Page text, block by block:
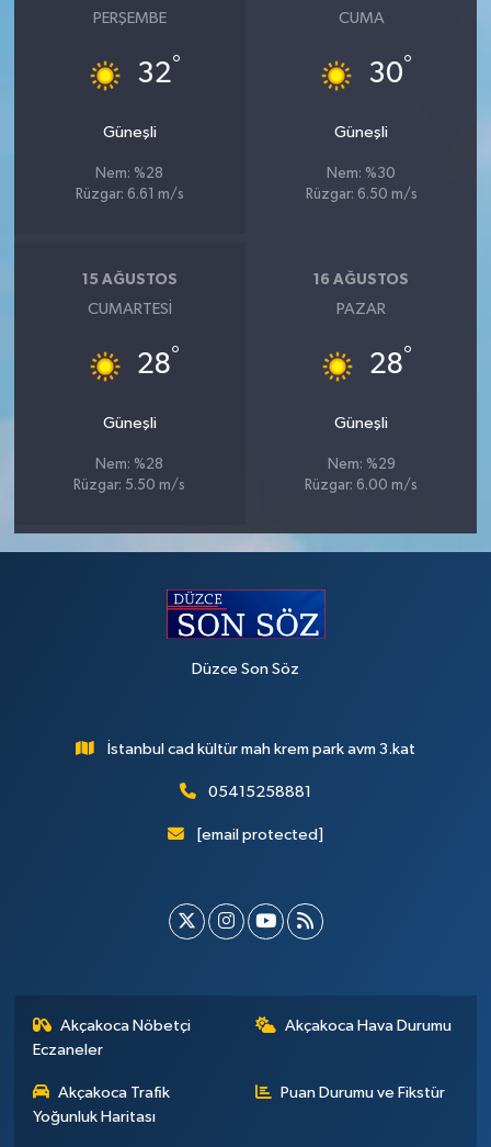
PERŞEMBE
32°
Güneşli
Nem: %28
Rüzgar: 6.61 m/s
CUMA
30°
Güneşli
Nem: %30
Rüzgar: 6.50 m/s
15 AĞUSTOS
CUMARTESI
28°
Güneşli
Nem: %28
Rüzgar: 5.50 m/s
16 AĞUSTOS
PAZAR
28°
Güneşli
Nem: %29
Rüzgar: 6.00 m/s
Düzce Son Söz
İstanbul cad kültür mah krem park avm 3.kat
05415258881
[email protected]
Akçakoca Nöbetçi
Eczaneler
Akçakoca Hava Durumu
Akçakoca Trafik
Yoğunluk Haritası
Puan Durumu ve Fikstür